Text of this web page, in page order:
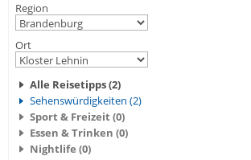
Region
Ort
Alle Reisetipps (2)
Sehenswürdigkeiten (2)
Sport & Freizeit (0)
Essen & Trinken (0)
Nightlife (0)